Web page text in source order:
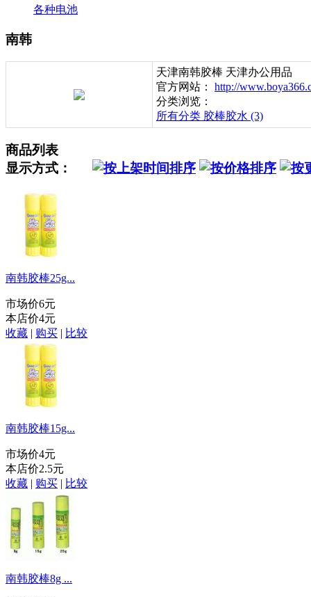
各种电池
南韩
天津南韩胶棒 天津办公用品
官方网站： http://
分类浏览：
所有分类 胶棒胶水 (3)
商品列表
显示方式：
南韩胶棒25g...
市场价6元
本店价4元
收藏 | 购买 | 比较
南韩胶棒15g...
市场价4元
本店价2.5元
收藏 | 购买 | 比较
南韩胶棒8g ...